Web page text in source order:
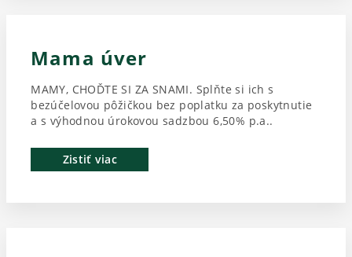
Mama úver
MAMY, CHOĎTE SI ZA SNAMI. Splňte si ich s
bezúčelovou pôžičkou bez poplatku za poskytnutie
a s výhodnou úrokovou sadzbou 6,50% p.a..
Zistiť viac